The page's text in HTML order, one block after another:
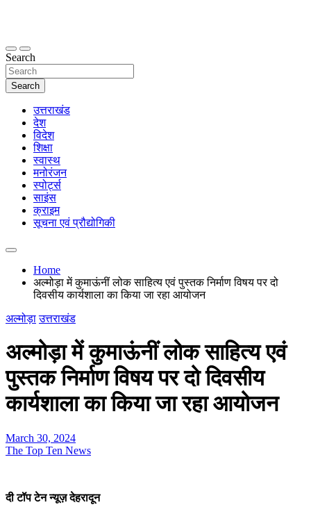
thetoptennews.com
Search
Search
उत्तराखंड
देश
विदेश
शिक्षा
स्वास्थ
मनोरंजन
स्पोर्ट्स
साइंस
क्राइम
सूचना एवं प्रौद्योगिकी
Home
अल्मोड़ा में कुमाऊंनीं लोक साहित्य एवं पुस्तक निर्माण विषय पर दो
दिवसीय कार्यशाला का किया जा रहा आयोजन
अल्मोड़ा उत्तराखंड
अल्मोड़ा में कुमाऊंनीं लोक साहित्य एवं
पुस्तक निर्माण विषय पर दो दिवसीय
कार्यशाला का किया जा रहा आयोजन
March 30, 2024
The Top Ten News
दी टॉप टेन न्यूज़ देहरादून